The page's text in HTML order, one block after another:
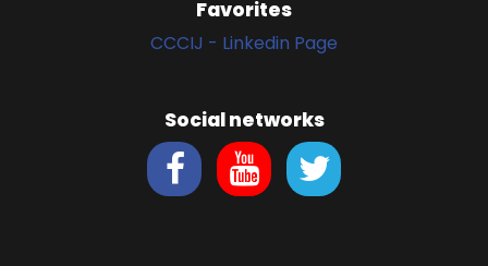
Favorites
CCCIJ - Linkedin Page
Social networks